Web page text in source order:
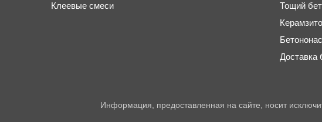
Клеевые смеси
Тощий
Доставка
Информация, предоставленная на сайте, носит